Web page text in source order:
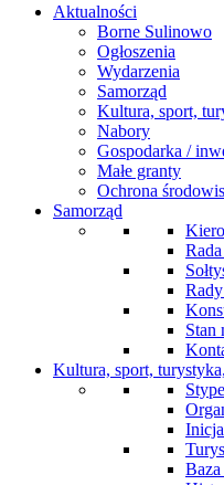
Aktualności
Borne Sulinowo
Ogłoszenia
Wydarzenia
Samorząd
Kultura, sport,
Nabory
Gospodarka /
Małe granty
Ochrona
Samorząd
Stan
Kultura, sport,